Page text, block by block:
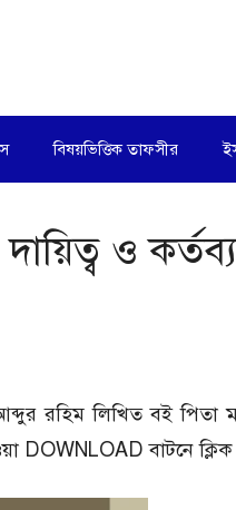
বিষয়ভিত্তিক তাফসীর
দায়িত্ব ও
রহিম লিখিত বই পিতা
DOWNLOAD বাটনে